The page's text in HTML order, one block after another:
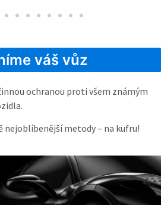
váš vůz
ochranou proti všem známým
nejoblíbenější metody – na kufru!